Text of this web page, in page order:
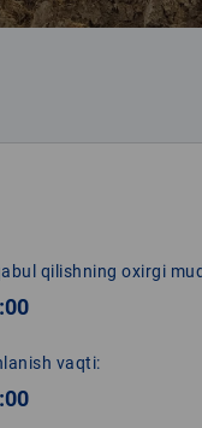
qilishning oxirgi
vaqti: